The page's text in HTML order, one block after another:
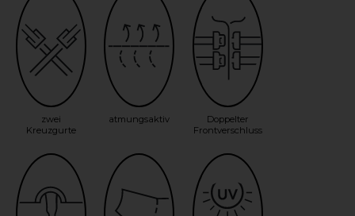
zwei
Kreuzgurte
atmungsaktiv
Doppelter
Frontverschluss